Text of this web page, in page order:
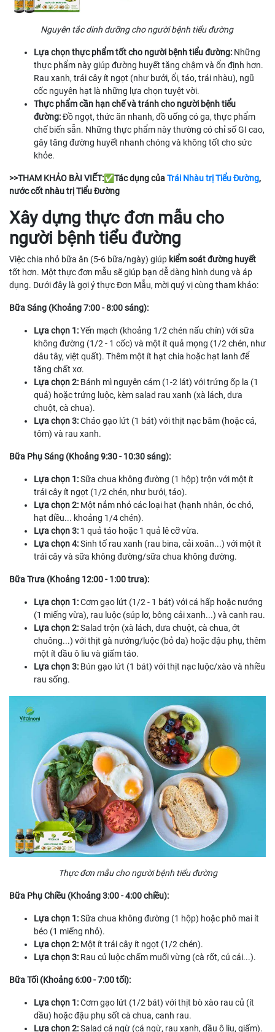
Nguyên tắc dinh dưỡng cho người bệnh tiểu đường
Lựa chọn thực phẩm tốt cho người bệnh tiểu đường: Những
thực phẩm này giúp đường huyết tăng chậm và ổn định hơn.
Rau xanh, trái cây ít ngọt (như bưởi, ổi, táo, trái nhàu), ngũ
cốc nguyên hạt là những lựa chọn tuyệt vời.
Thực phẩm cần hạn chế và tránh cho người bệnh tiểu
đường:Đồ ngọt, thức ăn nhanh, đồ uống có ga, thực phẩm
chế biến sẵn. Những thực phẩm này thường có chỉ số GI cao,
gây tăng đường huyết nhanh chóng và không tốt cho sức
khỏe.
>>THAM KHẢO BÀI VIẾT:✅Tác dụng củaTrái Nhàu trị Tiểu Đường,
nước cốt nhàu trị Tiểu Đường
Xây dựng thực đơn mẫu cho
người bệnh tiểu đường
Việc chia nhỏ bữa ăn (5-6 bữa/ngày) giúp kiểm soát đường huyết
tốt hơn. Một thực đơn mẫu sẽ giúp bạn dễ dàng hình dung và áp
dụng. Dưới đây là gợi ý thực Đơn Mẫu, mời quý vị cùng tham khảo:
Bữa Sáng (Khoảng 7:00 - 8:00 sáng):
Lựa chọn 1:Yến mạch (khoảng 1/2 chén nấu chín) với sữa
không đường (1/2 - 1 cốc) và một ít quả mọng (1/2 chén, như
dâu tây, việt quất). Thêm một ít hạt chia hoặc hạt lanh để
tăng chất xơ.
Lựa chọn 2: Bánh mì nguyên cám (1-2 lát) với trứng ốp la (1
quả) hoặc trứng luộc, kèm salad rau xanh (xà lách, dưa
chuột, cà chua).
Lựa chọn 3:Cháo gạo lứt (1 bát) với thịt nạc băm (hoặc cá,
tôm) và rau xanh.
Bữa Phụ Sáng (Khoảng 9:30 - 10:30 sáng):
Lựa chọn 1:Sữa chua không đường (1 hộp) trộn với một ít
trái cây ít ngọt (1/2 chén, như bưởi, táo).
Lựa chọn 2: Một nắm nhỏ các loại hạt (hạnh nhân, óc chó,
hạt điều... khoảng 1/4 chén).
Lựa chọn 3: 1 quả táo hoặc 1 quả lê cỡ vừa.
Lựa chọn 4:Sinh tố rau xanh (rau bina, cải xoăn...) với một ít
trái cây và sữa không đường/sữa chua không đường.
Bữa Trưa (Khoảng 12:00 - 1:00 trưa):
Lựa chọn 1:Cơm gạo lứt (1/2 - 1 bát) với cá hấp hoặc nướng
(1 miếng vừa), rau luộc (súp lơ, bông cải xanh...) và canh rau.
Lựa chọn 2:Salad trộn (xà lách, dưa chuột, cà chua, ớt
chuông...) với thịt gà nướng/luộc (bỏ da) hoặc đậu phụ, thêm
một ít dầu ô liu và giấm táo.
Lựa chọn 3: Bún gạo lứt (1 bát) với thịt nạc luộc/xào và nhiều
rau sống.
Thực đơn mẫu cho người bệnh tiểu đường
Bữa Phụ Chiều (Khoảng 3:00 - 4:00 chiều):
Lựa chọn 1:Sữa chua không đường (1 hộp) hoặc phô mai ít
béo (1 miếng nhỏ).
Lựa chọn 2: Một ít trái cây ít ngọt (1/2 chén).
Lựa chọn 3: Rau củ luộc chấm muối vừng (cà rốt, củ cải...).
Bữa Tối (Khoảng 6:00 - 7:00 tối):
Lựa chọn 1:Cơm gạo lứt (1/2 bát) với thịt bò xào rau củ (ít
dầu) hoặc đậu phụ sốt cà chua, canh rau.
Lựa chọn 2:Salad cá ngừ (cá ngừ, rau xanh, dầu ô liu, giấm).